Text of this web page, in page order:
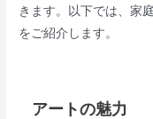
きます。以下では、家
をご紹介します。
アートの魅力